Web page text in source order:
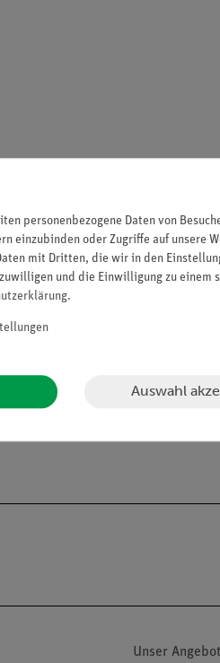
Unser
personenbezogene Daten von
einzubinden oder Zugriffe auf unsere
mit Dritten, die wir in den
und die Einwilligung zu einem
.
Auswahl